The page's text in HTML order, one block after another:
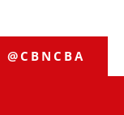
@CBNCBA